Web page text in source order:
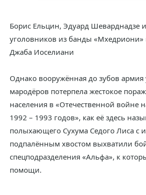
Борис Ельцин, Эдуард Шеварднадзе
уголовников из банды «Мхедриони»
Джаба Иоселиани
Однако вооружённая до зубов
мародёров потерпела жестокое
населения в «Отечественной войне
1992 – 1993 годов», как её здесь
полыхающего Сухума Седого Лиса с
подпалённым хвостом выхватили
спецподразделения «Альфа», к
помощи.